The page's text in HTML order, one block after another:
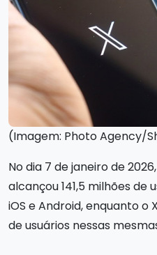
(Imagem: Photo Agency/
No dia 7 de janeiro de
alcançou 141,5 milhões de
iOS e Android, enquanto o
de usuários nessas